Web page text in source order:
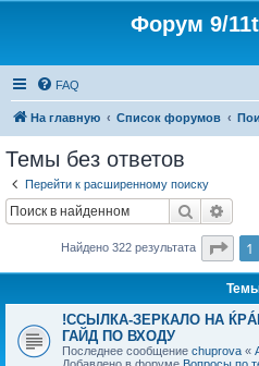
Форум 9/
FAQ
На главную Список форумов
Темы без ответов
Перейти к расширенному поиску
Поиск
Найдено 322 результата 1
!ССЫЛКА-ЗЕРКАЛО НА
ГАЙД ПО ВХОДУ
Последнее сообщение chuprova «
Добавлено в форуме Вопросы по